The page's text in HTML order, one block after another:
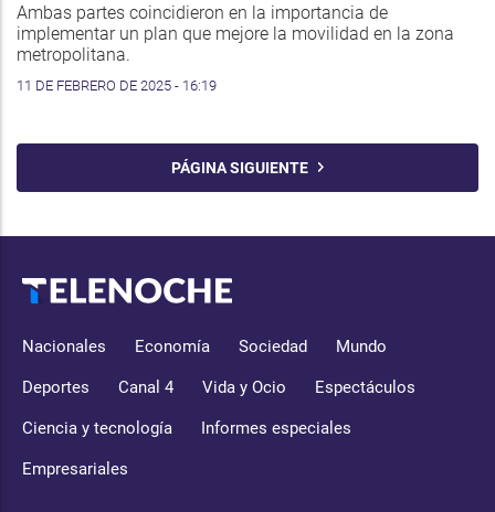
Ambas partes coincidieron en la importancia de
implementar un plan que mejore la movilidad en la zona
metropolitana.
11 DE FEBRERO DE 2025 - 16:19
PÁGINA SIGUIENTE
Nacionales Economía Sociedad Mundo
Deportes Canal 4 Vida y Ocio Espectáculos
Ciencia y tecnología Informes especiales
Empresariales